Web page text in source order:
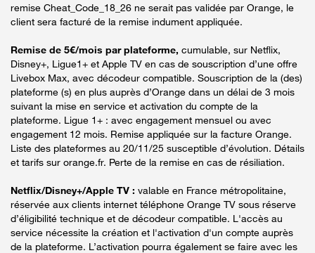
remise Cheat_Code_18_26 ne serait pas validée par Orange, le
client sera facturé de la remise indument appliquée.
Remise de 5€/mois par plateforme, cumulable, sur Netflix,
Disney+, Ligue1+ et Apple TV en cas de souscription d’une offre
Livebox Max, avec décodeur compatible. Souscription de la (des)
plateforme (s) en plus auprès d’Orange dans un délai de 3 mois
suivant la mise en service et activation du compte de la
plateforme. Ligue 1+ : avec engagement mensuel ou avec
engagement 12 mois. Remise appliquée sur la facture Orange.
Liste des plateformes au 20/11/25 susceptible d’évolution. Détails
et tarifs sur orange.fr. Perte de la remise en cas de résiliation.
Netflix/Disney+/Apple TV : valable en France métropolitaine,
réservée aux clients internet téléphone Orange TV sous réserve
d’éligibilité technique et de décodeur compatible. L'accès au
service nécessite la création et l'activation d'un compte auprès
de la plateforme. L’activation pourra également se faire avec les